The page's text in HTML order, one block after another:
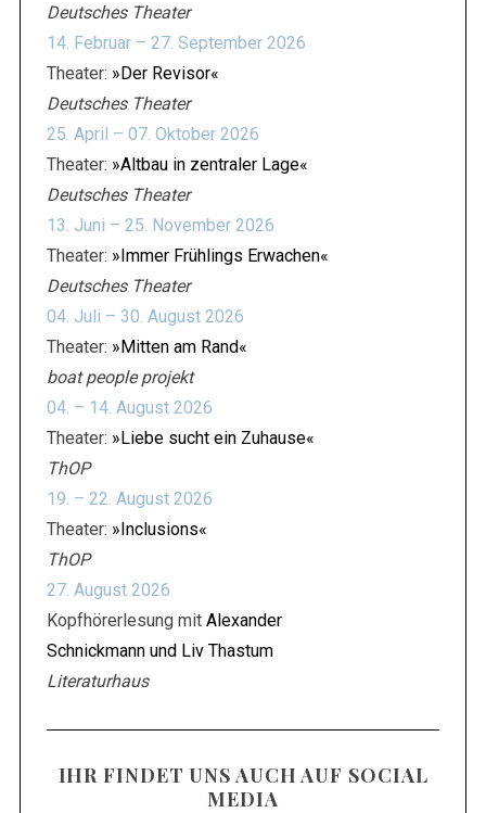
Deutsches Theater
14. Februar – 27. September 2026
Theater: »Der Revisor«
Deutsches Theater
25. April – 07. Oktober 2026
Theater: »Altbau in zentraler Lage«
Deutsches Theater
13. Juni – 25. November 2026
Theater: »Immer Frühlings Erwachen«
Deutsches Theater
04. Juli – 30. August 2026
Theater: »Mitten am Rand«
boat people projekt
04. – 14. August 2026
Theater: »Liebe sucht ein Zuhause«
ThOP
19. – 22. August 2026
Theater: »Inclusions«
ThOP
27. August 2026
Kopfhörerlesung mit Alexander
Schnickmann und Liv Thastum
Literaturhaus
IHR FINDET UNS AUCH AUF SOCIAL
MEDIA